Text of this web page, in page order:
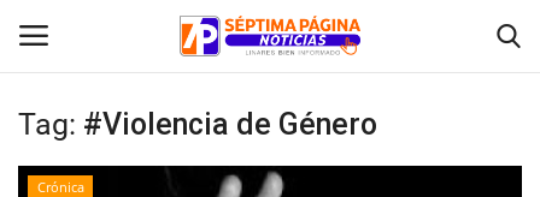
Inicio
Tag: #Violencia de Género
Crónica